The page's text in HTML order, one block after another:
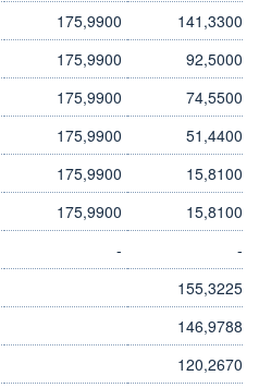
175,9900
141,3300
175,9900
92,5000
175,9900
74,5500
175,9900
51,4400
175,9900
15,8100
175,9900
15,8100
-
-
155,3225
146,9788
120,2670